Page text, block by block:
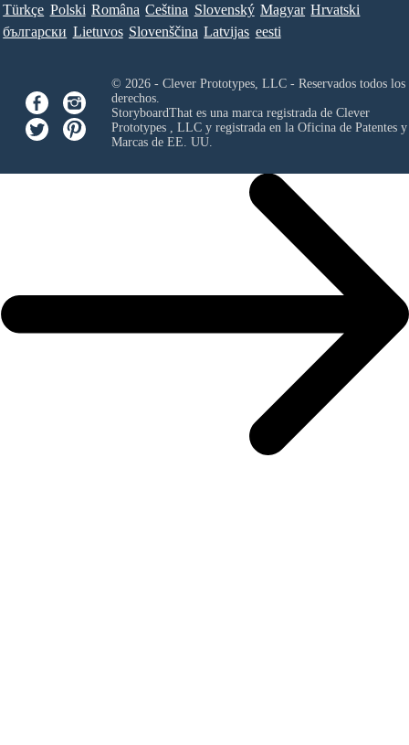
Türkçe Polski Româna Ceština Slovenský Magyar Hrvatski
български Lietuvos Slovenščina Latvijas eesti
© 2026 - Clever Prototypes, LLC - Reservados todos los
derechos.
StoryboardThat es una marca registrada de Clever
Prototypes , LLCy registrada en la Oficina de Patentes y
Marcas de EE. UU.